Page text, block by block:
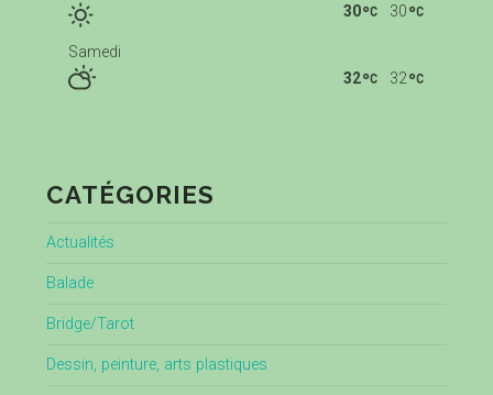
30
30
Samedi
32
32
CATÉGORIES
Actualités
Balade
Bridge/Tarot
Dessin, peinture, arts plastiques